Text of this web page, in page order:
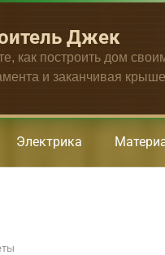
Джек
как построить дом
и заканчивая
Электрика